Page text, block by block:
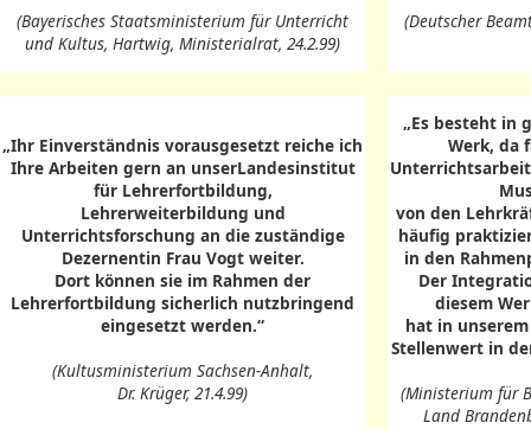
(Bayerisches Staatsministerium für Unterricht
und Kultus, Hartwig, Ministerialrat, 24.2.99)
(Deutscher
„Ihr Einverständnis vorausgesetzt reiche ich
Ihre Arbeiten gern an unserLandesinstitut
für Lehrerfortbildung,
Lehrerweiterbildung und
Unterrichtsforschung an die zuständige
Dezernentin Frau Vogt weiter.
Dort können sie im Rahmen der
Lehrerfortbildung sicherlich nutzbringend
eingesetzt werden.“
(Kultusministerium Sachsen-Anhalt,
Dr. Krüger, 21.4.99)
„Es besteht in
Werk, da
von den
häufig
in den
Der
diesem
hat in
Stellenwert in
(Ministerium für
Land